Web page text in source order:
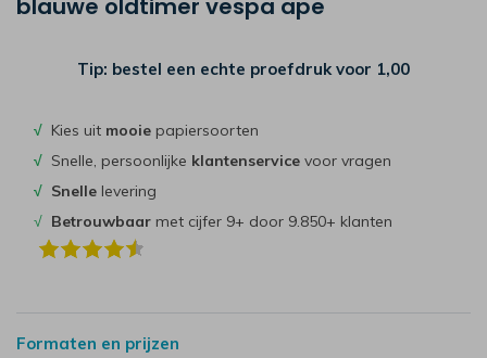
blauwe oldtimer vespa ape
Tip: bestel een echte proefdruk voor 1,00
√ Kies uit mooie papiersoorten
√ Snelle, persoonlijke klantenservice voor vragen
√ Snelle levering
√ Betrouwbaar met cijfer 9+ door 9.850+ klanten
Formaten en prijzen